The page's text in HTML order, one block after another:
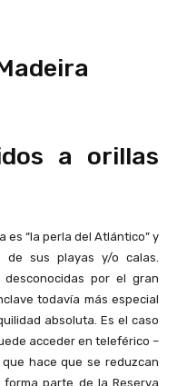
a orillas
es “la perla del Atlántico” y
sus playas y/o calas.
por el gran
todavía más especial
absoluta. Es el caso
acceder en teleférico –
hace que se reduzcan
forma parte de la Reserva